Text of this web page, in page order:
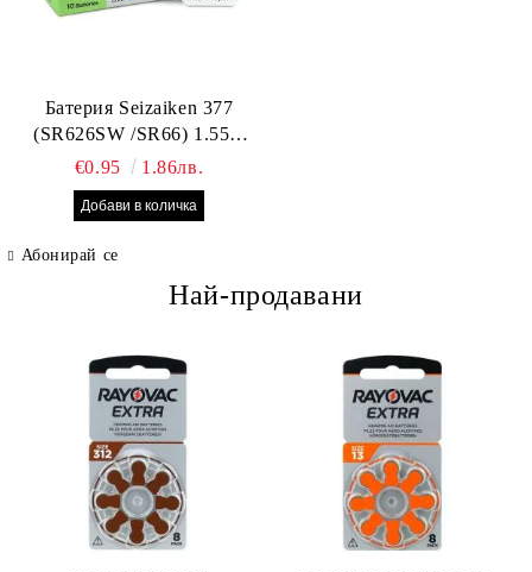
Батерия Seizaiken 377
(SR626SW /SR66) 1.55V
Silver Oxide – оригинална
Seiko батерия за часовник,
Made in Japan
€0.95 1.86лв.
Абонирай се
Най-продавани